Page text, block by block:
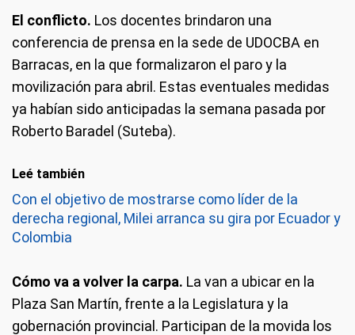
El conflicto. Los docentes brindaron una
conferencia de prensa en la sede de UDOCBA en
Barracas, en la que formalizaron el paro y la
movilización para abril. Estas eventuales medidas
ya habían sido anticipadas la semana pasada por
Roberto Baradel (Suteba).
Leé también
Con el objetivo de mostrarse como líder de la
derecha regional, Milei arranca su gira por Ecuador y
Colombia
Cómo va a volver la carpa. La van a ubicar en la
Plaza San Martín, frente a la Legislatura y la
gobernación provincial. Participan de la movida los